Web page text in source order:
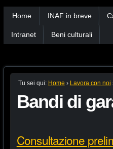
Home INAF in breve
Intranet Beni culturali
Tu sei qui: Home › Lavora con noi
Bandi di
Consultazione